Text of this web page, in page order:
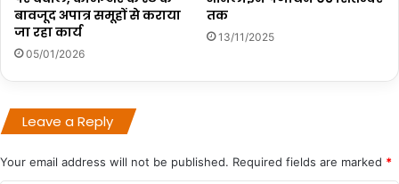
बावजूद अपात्र समूहों से कराया
जा रहा कार्य
05/01/2026
तक
13/11/2025
Leave a Reply
Your email address will not be published. Required fields are marked *